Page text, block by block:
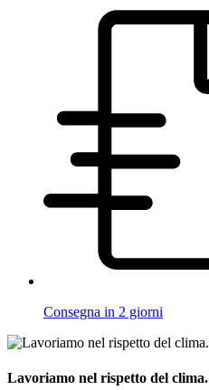
Consegna in 2 giorni
Lavoriamo nel rispetto del clima.